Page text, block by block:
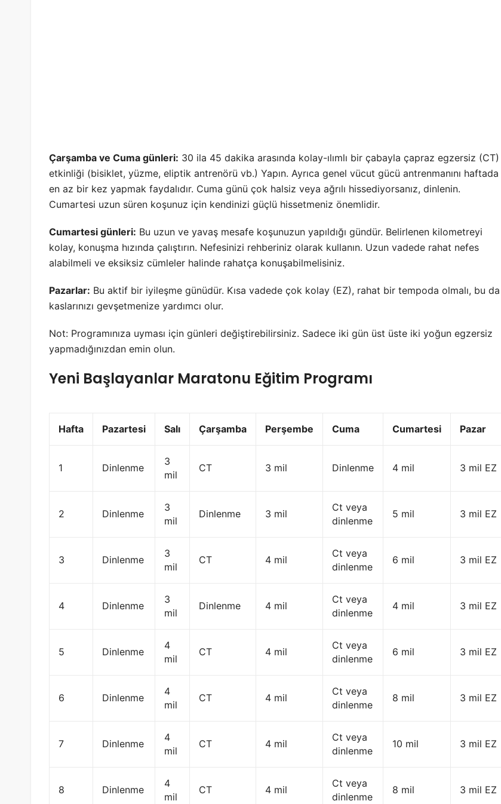
Çarşamba ve Cuma günleri: 30 ila 45 dakika arasında kolay-ılımlı bir çabayla çapraz egzersiz (CT)
etkinliği (bisiklet, yüzme, eliptik antrenörü vb.) Yapın. Ayrıca genel vücut gücü antrenmanını haftada
en az bir kez yapmak faydalıdır. Cuma günü çok halsiz veya ağrılı hissediyorsanız, dinlenin.
Cumartesi uzun süren koşunuz için kendinizi güçlü hissetmeniz önemlidir.
Cumartesi günleri: Bu uzun ve yavaş mesafe koşunuzun yapıldığı gündür. Belirlenen kilometreyi
kolay, konuşma hızında çalıştırın. Nefesinizi rehberiniz olarak kullanın. Uzun vadede rahat nefes
alabilmeli ve eksiksiz cümleler halinde rahatça konuşabilmelisiniz.
Pazarlar: Bu aktif bir iyileşme günüdür. Kısa vadede çok kolay (EZ), rahat bir tempoda olmalı, bu da
kaslarınızı gevşetmenize yardımcı olur.
Not: Programınıza uyması için günleri değiştirebilirsiniz. Sadece iki gün üst üste iki yoğun egzersiz
yapmadığınızdan emin olun.
Yeni Başlayanlar Maratonu Eğitim Programı
Hafta Pazartesi Salı Çarşamba Perşembe Cuma Cumartesi Pazar
1 Dinlenme
3
mil
CT 3 mil Dinlenme 4 mil 3 mil EZ
2 Dinlenme
3
mil
Dinlenme 3 mil
Ct veya
dinlenme
5 mil 3 mil EZ
3 Dinlenme
3
mil
CT 4 mil
Ct veya
dinlenme
6 mil 3 mil EZ
4 Dinlenme
3
mil
Dinlenme 4 mil
Ct veya
dinlenme
4 mil 3 mil EZ
5 Dinlenme
4
mil
CT 4 mil
Ct veya
dinlenme
6 mil 3 mil EZ
6 Dinlenme
4
mil
CT 4 mil
Ct veya
dinlenme
8 mil 3 mil EZ
7 Dinlenme
4
mil
CT 4 mil
Ct veya
dinlenme
10 mil 3 mil EZ
8 Dinlenme
4
mil
CT 4 mil
Ct veya
dinlenme
8 mil 3 mil EZ